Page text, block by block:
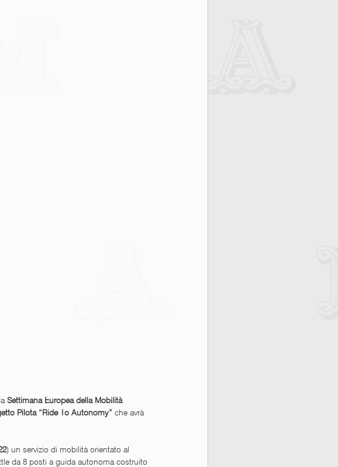
Settimana Europea della Mobilità
Pilota “Ride To Autonomy” che avrà
) un servizio di mobilità orientato al
da 8 posti a guida autonoma costruito